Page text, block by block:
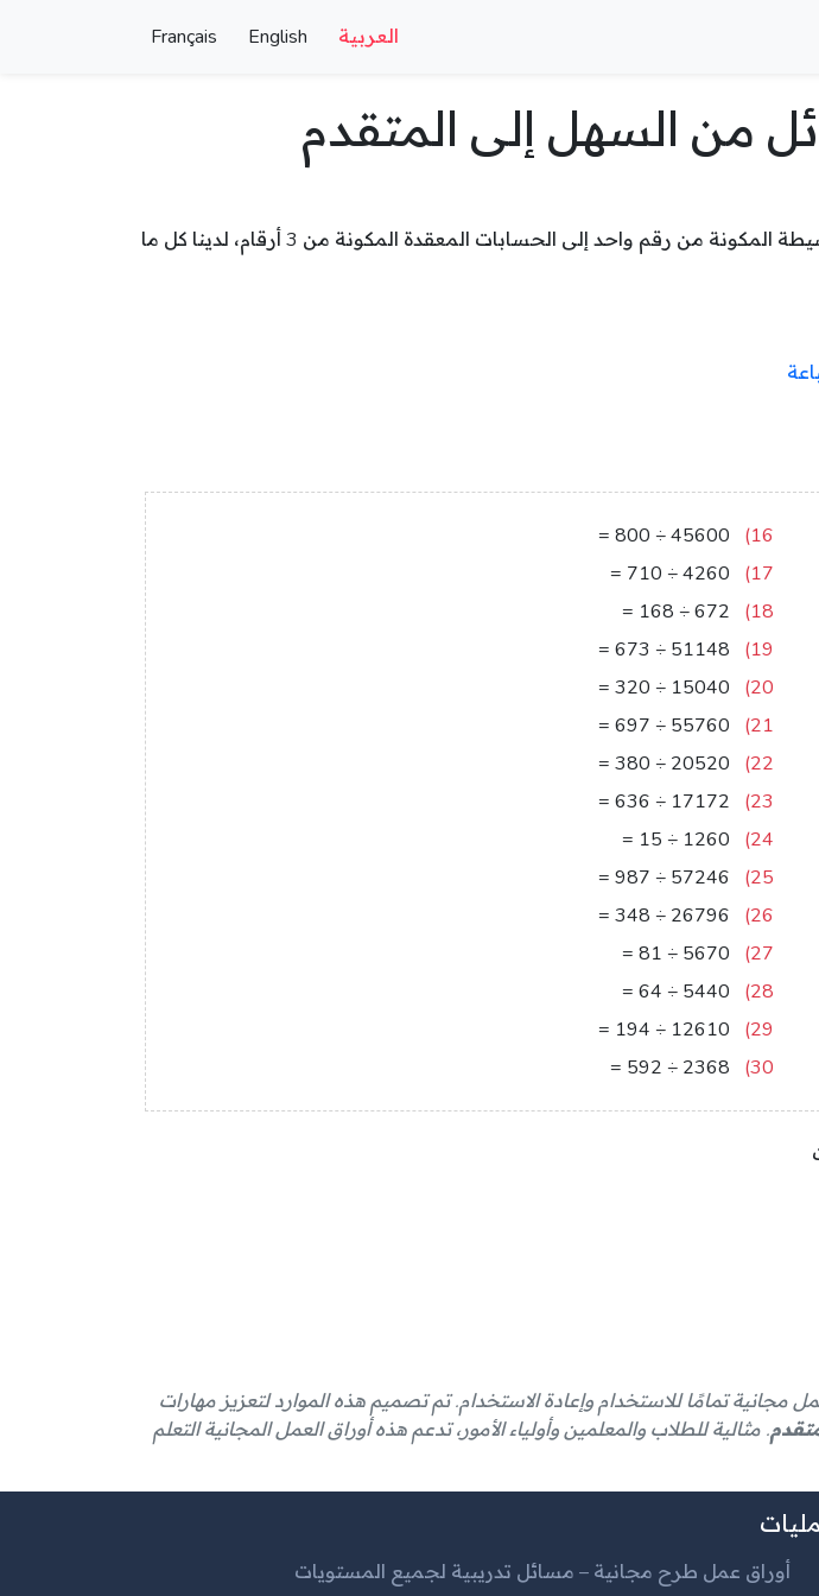
العربية English
Français
من السهل إلى المتقدم
القسمة قد تكون صعبة، لكن أوراق العمل لدينا تجعلها سهلة! من المسائل البسيطة المكونة من رقم واحد إلى الحسابات المعقدة المكونة من 3 أرقام، لدينا كل ما
16)
45600
÷
800
=
17)
4260
÷
710
=
18)
672
÷
168
=
19)
51148
÷
673
=
20)
15040
÷
320
=
21)
55760
÷
697
=
22)
20520
÷
380
=
23)
17172
÷
636
=
24)
1260
÷
15
=
25)
57246
÷
987
=
26)
26796
÷
348
=
27)
5670
÷
81
=
28)
5440
÷
64
=
29)
12610
÷
194
=
30)
2368
÷
592
=
مجانية تمامًا للاستخدام وإعادة الاستخدام. تم تصميم هذه الموارد لتعزيز مهارات
. مثالية للطلاب والمعلمين وأولياء الأمور، تدعم هذه أوراق العمل المجانية التعلم
أوراق عمل طرح مجانية – مسائل تدريبية لجميع المستويات